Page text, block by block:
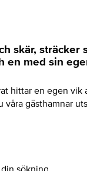
skär, sträcker
en med sin
hittar en egen vik
gästhamnar
sökning.